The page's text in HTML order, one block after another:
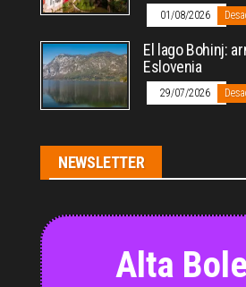
01/08/2026
El lago Bohinj:
Eslovenia
29/07/2026
NEWSLETTER
Alta